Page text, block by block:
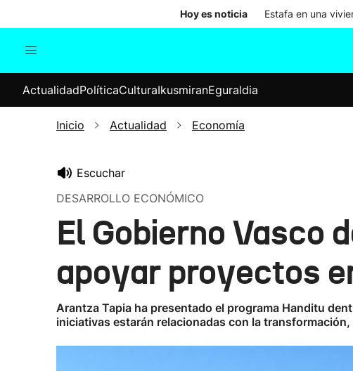
Hoy es noticia Estafa en una
Internacional
Elecciones
ActualidadPolíticaCulturaIkusmiranEguraldia
Inicio Actualidad Economía
Escuchar
DESARROLLO ECONÓMICO
El Gobierno Vasco
apoyar proyectos
Arantza Tapia ha presentado el programa Handitu
iniciativas estarán relacionadas con la